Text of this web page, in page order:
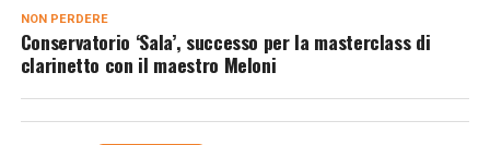
NON PERDERE
Conservatorio ‘Sala’, successo per la masterclass di
clarinetto con il maestro Meloni